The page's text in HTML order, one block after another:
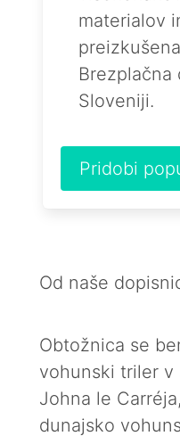
materialov
Brezplačna
Sloveniji.
Pridobi
Od naše
Obtožnica se
vohunski triler v
Johna le
dunajsko